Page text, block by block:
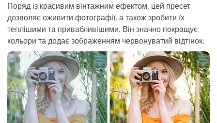
Поряд із красивим вінтажним ефектом, цей пресет
дозволяє оживити фотографії, а також зробити їх
теплішими та привабливішими. Він значно покращує
кольори та додає зображенням червонуватий відтінок.